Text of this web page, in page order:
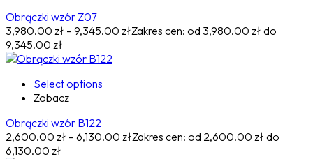
Obrączki wzór Z07
3,980.00 zł – 9,345.00 złZakres cen: od 3,980.00 zł do
9,345.00 zł
Select options
Zobacz
Obrączki wzór B122
2,600.00 zł – 6,130.00 złZakres cen: od 2,600.00 zł do
6,130.00 zł